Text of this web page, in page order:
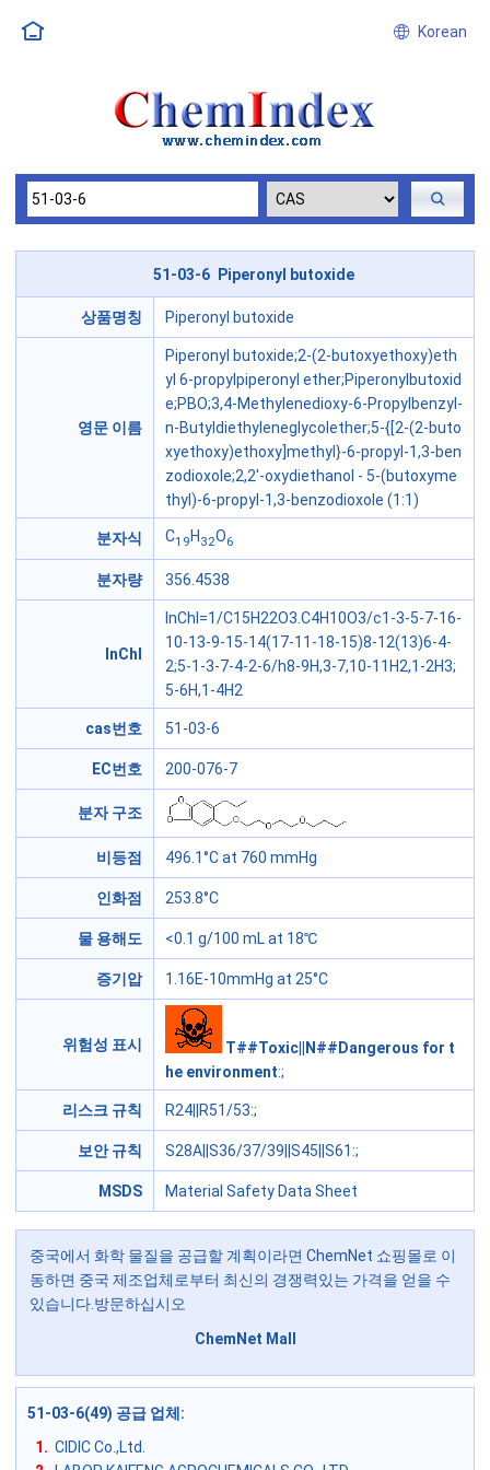
Korean
51-03-6 Piperonyl butoxide
상품명칭 Piperonyl butoxide
영문 이름
Piperonyl butoxide;2-(2-butoxyethoxy)eth
yl 6-propylpiperonyl ether;Piperonylbutoxid
e;PBO;3,4-Methylenedioxy-6-Propylbenzyl-
n-Butyldiethyleneglycolether;5-{[2-(2-buto
xyethoxy)ethoxy]methyl}-6-propyl-1,3-ben
zodioxole;2,2'-oxydiethanol - 5-(butoxyme
thyl)-6-propyl-1,3-benzodioxole (1:1)
분자식 C19 H 32O6
분자량 356.4538
InChI
InChI=1/C15H22O3.C4H10O3/c1-3-5-7-16-
10-13-9-15-14(17-11-18-15)8-12(13)6-4-
2;5-1-3-7-4-2-6/h8-9H,3-7,10-11H2,1-2H3;
5-6H,1-4H2
cas번호 51-03-6
EC번호 200-076-7
분자 구조
비등점 496.1°C at 760 mmHg
인화점 253.8°C
물 용해도 <0.1 g/100 mL at 18℃
증기압 1.16E-10mmHg at 25°C
위험성 표시
T##Toxic||N##Dangerous for t
he environment:;
리스크 규칙 R24||R51/53:;
보안 규칙 S28A||S36/37/39||S45||S61:;
MSDS Material Safety Data Sheet
중국에서 화학 물질을 공급할 계획이라면 ChemNet 쇼핑몰로 이
동하면 중국 제조업체로부터 최신의 경쟁력있는 가격을 얻을 수
있습니다.방문하십시오
ChemNet Mall
51-03-6(49) 공급 업체 :
1. CIDIC Co.,Ltd.